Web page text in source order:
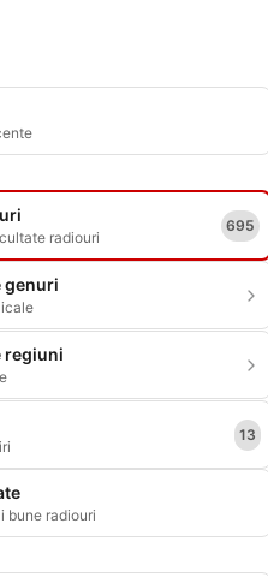
radiouri
695
genuri
regiuni
13
bune radiouri